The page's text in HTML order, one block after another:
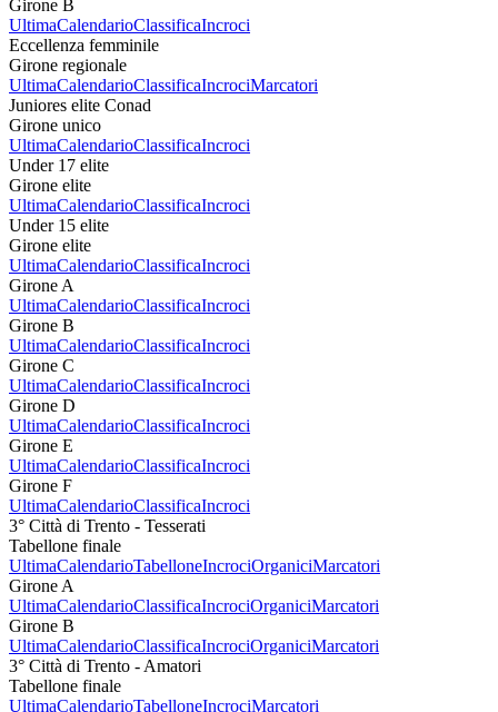
Girone B
UltimaCalendarioClassificaIncroci
Eccellenza femminile
Girone regionale
UltimaCalendarioClassificaIncrociMarcatori
Juniores elite Conad
Girone unico
UltimaCalendarioClassificaIncroci
Under 17 elite
Girone elite
UltimaCalendarioClassificaIncroci
Under 15 elite
Girone elite
UltimaCalendarioClassificaIncroci
Girone A
UltimaCalendarioClassificaIncroci
Girone B
UltimaCalendarioClassificaIncroci
Girone C
UltimaCalendarioClassificaIncroci
Girone D
UltimaCalendarioClassificaIncroci
Girone E
UltimaCalendarioClassificaIncroci
Girone F
UltimaCalendarioClassificaIncroci
3° Città di Trento - Tesserati
Tabellone finale
UltimaCalendarioTabelloneIncrociOrganiciMarcatori
Girone A
UltimaCalendarioClassificaIncrociOrganiciMarcatori
Girone B
UltimaCalendarioClassificaIncrociOrganiciMarcatori
3° Città di Trento - Amatori
Tabellone finale
UltimaCalendarioTabelloneIncrociMarcatori